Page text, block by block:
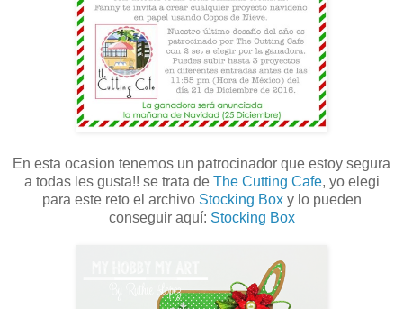
En esta ocasion tenemos un patrocinador que estoy segura
a todas les gusta!! se trata de The Cutting Cafe, yo elegi
para este reto el archivo Stocking Boxy lo pueden
conseguir aquí: Stocking Box